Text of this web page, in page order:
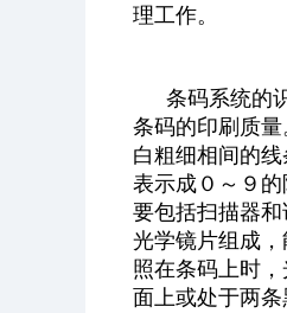
理工作。
条码系统的
条码的印刷质
白粗细相间的
表示成０～９
要包括扫描器
光学镜片组成
照在条码上时
面上或处于两